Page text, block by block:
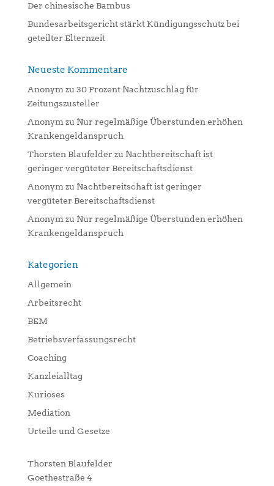
Der chinesische Bambus
Bundesarbeitsgericht stärkt Kündigungsschutz bei
geteilter Elternzeit
Neueste Kommentare
Anonym zu 30 Prozent Nachtzuschlag für
Zeitungszusteller
Anonym zu Nur regelmäßige Überstunden erhöhen
Krankengeldanspruch
Thorsten Blaufelder zu Nachtbereitschaft ist
geringer vergüteter Bereitschaftsdienst
Anonym zu Nachtbereitschaft ist geringer
vergüteter Bereitschaftsdienst
Anonym zu Nur regelmäßige Überstunden erhöhen
Krankengeldanspruch
Kategorien
Allgemein
Arbeitsrecht
BEM
Betriebsverfassungsrecht
Coaching
Kanzleialltag
Kurioses
Mediation
Urteile und Gesetze
Thorsten Blaufelder
Goethestraße 4